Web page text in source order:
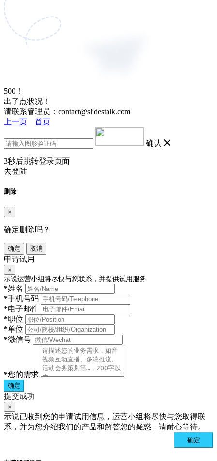
500！
出了点状况！
请联系管理员：contact@slidestalk.com
上一页
首页
确认
3秒后跳转登录页面
去登陆
删除
×
确定删除吗？
确定 取消
申请试用
×
示说运营小组将尽快与您联系，并提供试用服务
*姓名
*手机号码
*电子邮件
*职位
*单位
*微信号
*您的需求
确定
提交成功
×
示说已收到您的申请试用信息，运营小组将尽快与您取得联
系，并为您介绍我们的产品和解答您的疑惑，请耐心等待。
确定